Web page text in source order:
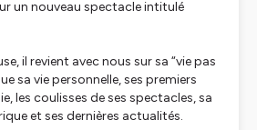
un nouveau spectacle intitulé
il revient avec nous sur sa “vie pas
sa vie personnelle, ses premiers
les coulisses de ses spectacles, sa
et ses dernières actualités.